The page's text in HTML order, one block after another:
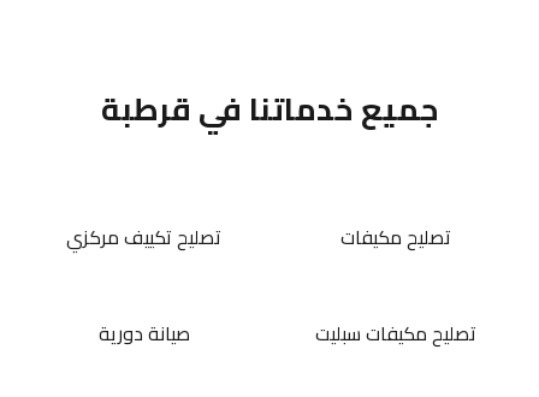
جميع خدماتنا في قرطبة
تصليح مكيفات تصليح تكييف مركزي
تصليح مكيفات سبليت صيانة دورية